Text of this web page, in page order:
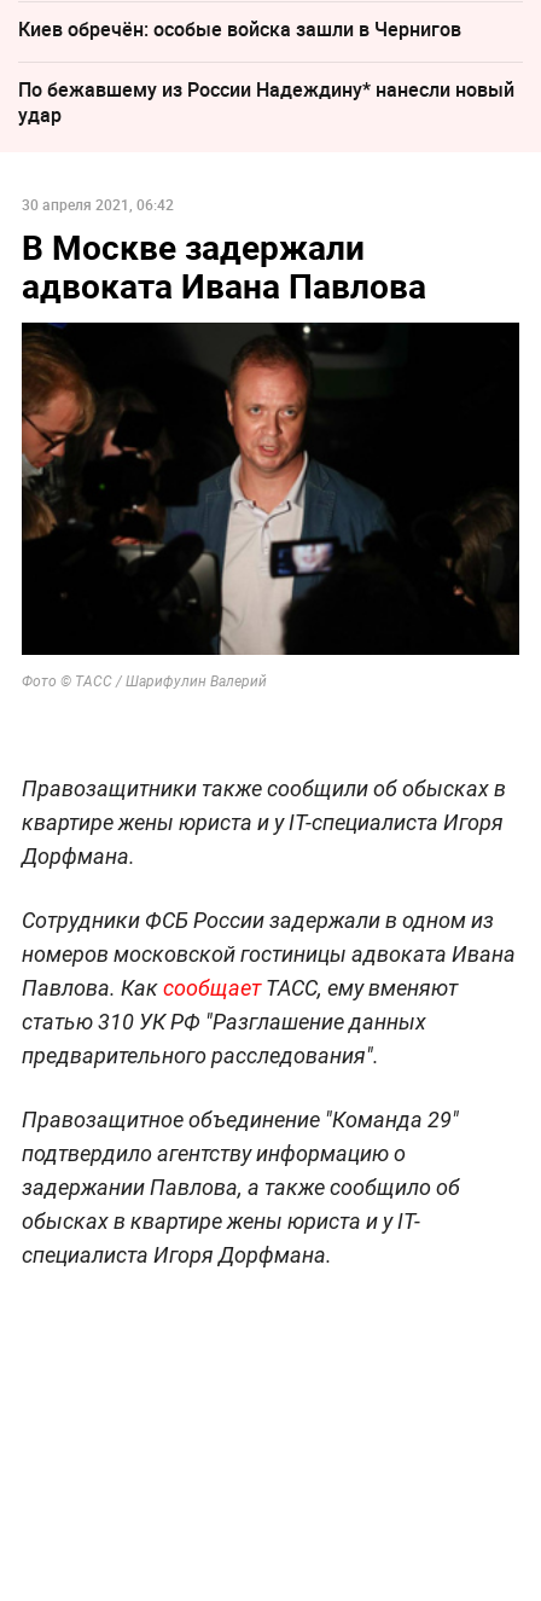
Киев обречён: особые войска зашли в Чернигов
По бежавшему из России Надеждину* нанесли новый
удар
30 апреля 2021, 06:42
В Москве задержали
адвоката Ивана Павлова
Фото © ТАСС / Шарифулин Валерий
Правозащитники также сообщили об обысках в
квартире жены юриста и у IT-специалиста Игоря
Дорфмана.
Сотрудники ФСБ России задержали в одном из
номеров московской гостиницы адвоката Ивана
Павлова. КаксообщаетТАСС, ему вменяют
статью 310 УК РФ "Разглашение данных
предварительного расследования".
Правозащитное объединение "Команда 29"
подтвердило агентству информацию о
задержании Павлова, а также сообщило об
обысках в квартире жены юриста и у IT-
специалиста Игоря Дорфмана.